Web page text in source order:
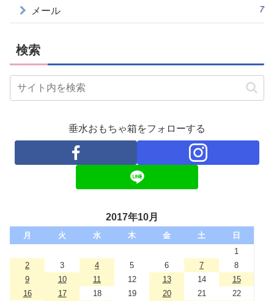
メール 7
検索
垂水おもちゃ箱をフォローする
2017年10月
月 火 水 木 金 土
日
1
2
3 4 5 6 7
8
9
10 11 12 13 14
15
16
17 18 19 20 21 22